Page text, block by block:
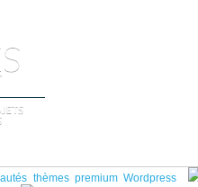
thèmes premium Wordpress